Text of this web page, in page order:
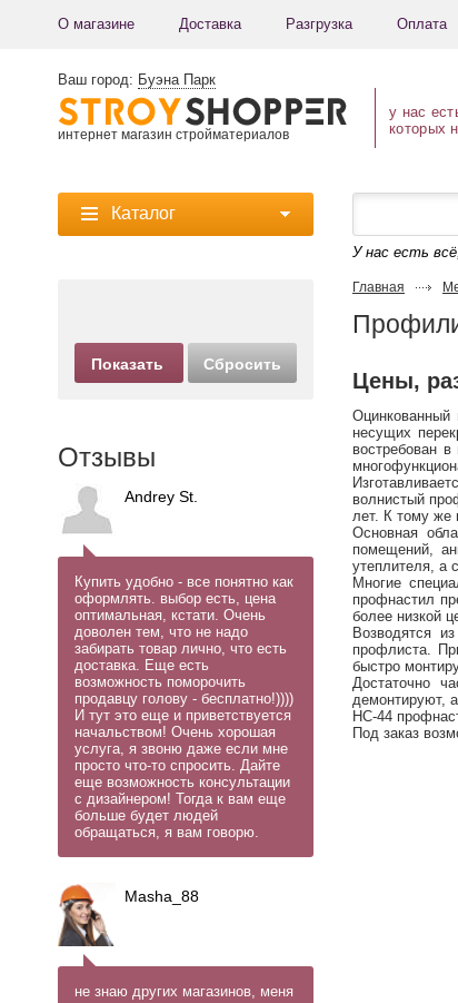
О магазине Доставка Разгрузка Оплата
Ваш город: Буэна Парк
интернет магазин стройматериалов
у нас
которых
Каталог
У нас есть
Главная
Отзывы
Andrey St.
Купить удобно - все понятно как
оформлять. выбор есть, цена
оптимальная, кстати. Очень
доволен тем, что не надо
забирать товар лично, что есть
доставка. Еще есть
возможность поморочить
продавцу голову - бесплатно!))))
И тут это еще и приветствуется
начальством! Очень хорошая
услуга, я звоню даже если мне
просто что-то спросить. Дайте
еще возможность консультации
с дизайнером! Тогда к вам еще
больше будет людей
обращаться, я вам говорю.
Masha_88
не знаю других магазинов, меня
Цены,
Оцинкованный
несущих
востребован
волнистый
лет. К тому же
Основная
помещений,
утеплителя, а
Многие
профнастил
более низкой
Возводятся
профлиста.
быстро
Достаточно
демонтируют,
НС-44
Под заказ